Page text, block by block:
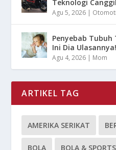
Teknologi
Agu 5, 2026 |
Penyebab
Ini Dia Ulasannya!
Agu 4, 2026 | Mom
ARTIKEL TAG
AMERIKA SERIKAT
BOLA BOLA & SPORTS